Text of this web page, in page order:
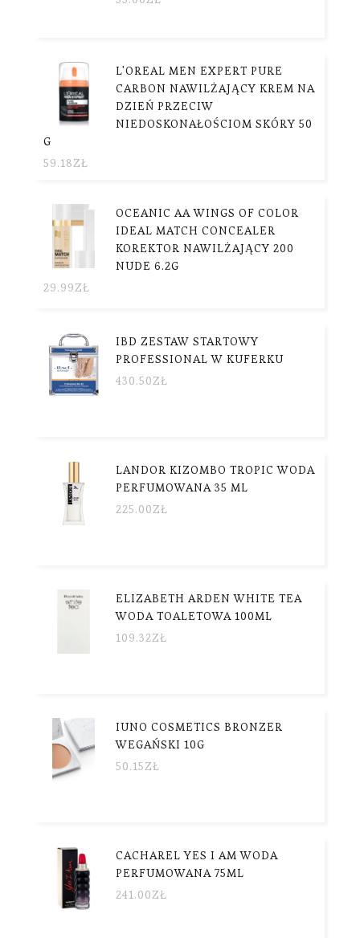
L'OREAL MEN EXPERT PURE
CARBON NAWILŻAJĄCY KREM NA
DZIEŃ PRZECIW
NIEDOSKONAŁOŚCIOM SKÓRY 50
G
59.18ZŁ
OCEANIC AA WINGS OF COLOR
IDEAL MATCH CONCEALER
KOREKTOR NAWILŻAJĄCY 200
NUDE 6.2G
29.99ZŁ
IBD ZESTAW STARTOWY
PROFESSIONAL W KUFERKU
430.50ZŁ
LANDOR KIZOMBO TROPIC WODA
PERFUMOWANA 35 ML
225.00ZŁ
ELIZABETH ARDEN WHITE TEA
WODA TOALETOWA 100ML
109.32ZŁ
IUNO COSMETICS BRONZER
WEGAŃSKI 10G
50.15ZŁ
CACHAREL YES I AM WODA
PERFUMOWANA 75ML
241.00ZŁ